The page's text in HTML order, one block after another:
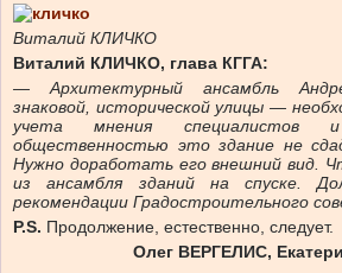
Виталий КЛИЧКО
Виталий КЛИЧКО, глава КГГА:
— Архитектурный ансамбль
знаковой, исторической улицы —
учета мнения специалистов
общественностью это здание не
Нужно доработать его внешний вид.
из ансамбля зданий на спуске.
рекомендации Градостроительного
P.S. Продолжение, естественно, следует.
Олег ВЕРГЕЛИС,